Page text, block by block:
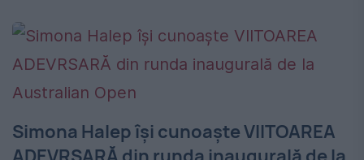
Simona Halep își cunoaște VIITOAREA